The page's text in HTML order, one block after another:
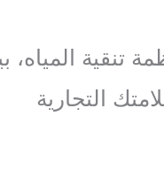
المياه،
التجارية